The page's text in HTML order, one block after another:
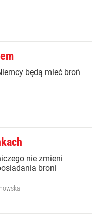
będą mieć broń
nie zmieni
broni